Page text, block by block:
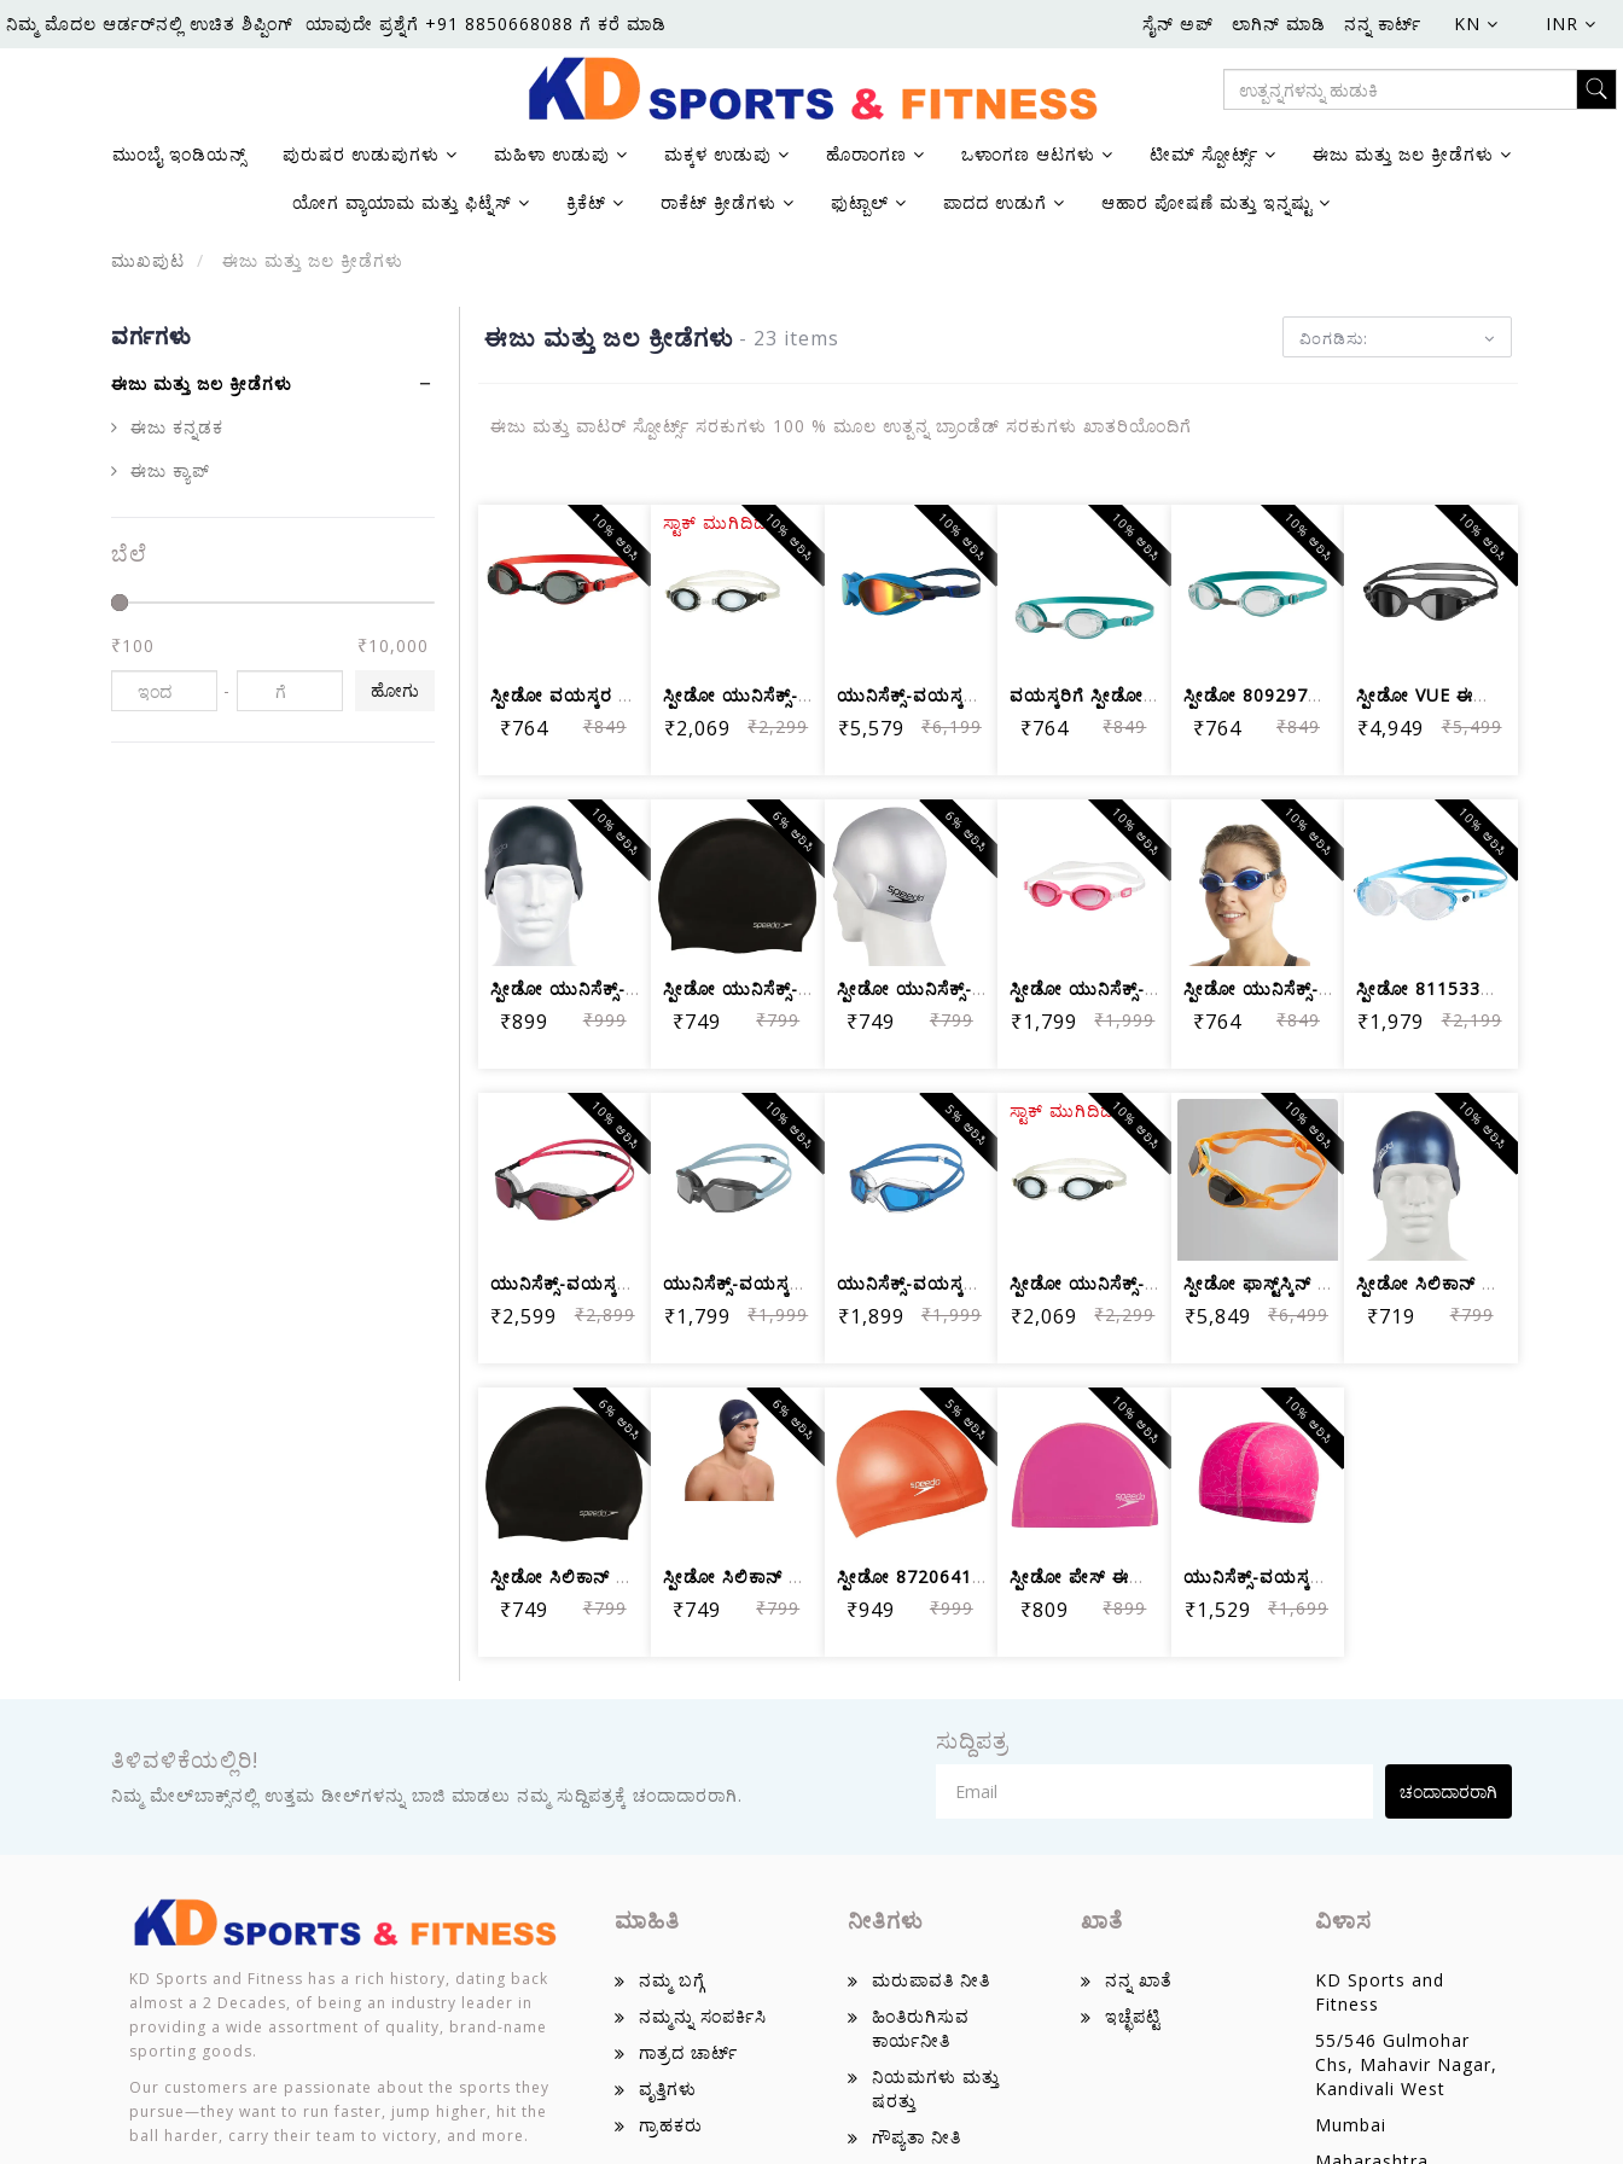
ನಿಮ್ಮ ಮೊದಲ ಆರ್ಡರ್‌ನಲ್ಲಿ ಉಚಿತ ಶಿಪ್ಪಿಂಗ್ ಯಾವುದೇ ಪ್ರಶ್ನೆಗೆ +91 8850668088 ಗೆ ಕರೆ ಮಾಡಿ ಸೈನ್ ಅಪ್ ಲಾಗಿನ್ ಮಾಡಿ ನನ್ನ ಕಾರ್ಟ್ KN INR
ಮುಂಬೈ ಇಂಡಿಯನ್ಸ್ ಪುರುಷರ ಉಡುಪುಗಳು ಮಹಿಳಾ ಉಡುಪು ಮಕ್ಕಳ ಉಡುಪು ಹೊರಾಂಗಣ ಒಳಾಂಗಣ ಆಟಗಳು ಟೀಮ್ ಸ್ಪೋರ್ಟ್ಸ್ ಈಜು ಮತ್ತು ಜಲ ಕ್ರೀಡೆಗಳು
ಯೋಗ ವ್ಯಾಯಾಮ ಮತ್ತು ಫಿಟ್ನೆಸ್ ಕ್ರಿಕೆಟ್ ರಾಕೆಟ್ ಕ್ರೀಡೆಗಳು ಫುಟ್ಬಾಲ್ ಪಾದದ ಉಡುಗೆ ಆಹಾರ ಪೋಷಣೆ ಮತ್ತು ಇನ್ನಷ್ಟು
ಮುಖಪುಟ ಈಜು ಮತ್ತು ಜಲ ಕ್ರೀಡೆಗಳು
ವರ್ಗಗಳು
ಈಜು ಮತ್ತು ಜಲ ಕ್ರೀಡೆಗಳು
ಈಜು ಕನ್ನಡಕ
ಈಜು ಕ್ಯಾಪ್
ಬೆಲೆ
₹100
₹10,000
-
ಹೋಗು
ಈಜು ಮತ್ತು ಜಲ ಕ್ರೀಡೆಗಳು - 23 items ವಿಂಗಡಿಸು:
ಈಜು ಮತ್ತು ವಾಟರ್ ಸ್ಪೋರ್ಟ್ಸ್ ಸರಕುಗಳು 100 % ಮೂಲ ಉತ್ಪನ್ನ ಬ್ರಾಂಡೆಡ್ ಸರಕುಗಳು ಖಾತರಿಯೊಂದಿಗೆ
ಸ್ಪೀಡೋ ವಯಸ್ಕರ ಜೆಟ್ V2 ಕನ್ನಡಕಗಳು, ಕೆಂಪು/ಹೊಗೆ
₹764 ₹849
10% ಆರಿಸಿ
ಸ್ಪೀಡೋ ಯುನಿಸೆಕ್ಸ್-ಅಡಲ್ಟ್ ಮ್ಯಾರಿನರ್ ಆಪ...
₹2,069 ₹2,299
ಸ್ಟಾಕ್ ಮುಗಿದಿದೆ10% ಆರಿಸಿ
ಯುನಿಸೆಕ್ಸ್-ವಯಸ್ಕರಿಗೆ ಸ್ಪೀಡೋ ವ್ಯೂ ಮಿರರ...
₹5,579 ₹6,199
10% ಆರಿಸಿ
ವಯಸ್ಕರಿಗೆ ಸ್ಪೀಡೋ ಜೆಟ್ ಯುನಿಸೆಕ್ಸ್ ಈಜು ...
₹764 ₹849
10% ಆರಿಸಿ
ಸ್ಪೀಡೋ 809297C101 ಬ್ಲೆಂಡ್ ಜೆಟ್ ಗಾಗಲ್ಸ...
₹764 ₹849
10% ಆರಿಸಿ
ಸ್ಪೀಡೋ VUE ಈಜು ವಯಸ್ಕರ ಕನ್ನಡಕಗಳು
₹4,949 ₹5,499
10% ಆರಿಸಿ
ಸ್ಪೀಡೋ ಯುನಿಸೆಕ್ಸ್-ಅಡಲ್ಟ್ ಪ್ಲೇನ್ ಮೋಲ್ಡ...
₹899 ₹999
10% ಆರಿಸಿ
ಸ್ಪೀಡೋ ಯುನಿಸೆಕ್ಸ್-ವಯಸ್ಕ ಸಿಲಿಕೋನ್ ಫ್ಲಾ...
₹749 ₹799
6% ಆರಿಸಿ
ಸ್ಪೀಡೋ ಯುನಿಸೆಕ್ಸ್-ಅಡಲ್ಟ್ ಪ್ಲೇನ್ ಫ್ಲಾಟ...
₹749 ₹799
6% ಆರಿಸಿ
ಸ್ಪೀಡೋ ಯುನಿಸೆಕ್ಸ್-ಅಡಲ್ಟ್ ಅಕ್ವಾಪುರ್ ಗಾಗಲ್ಸ್
₹1,799 ₹1,999
10% ಆರಿಸಿ
ಸ್ಪೀಡೋ ಯುನಿಸೆಕ್ಸ್-ವಯಸ್ಕ ಜೆಟ್ ಗಾಗಲ್ಸ್
₹764 ₹849
10% ಆರಿಸಿ
ಸ್ಪೀಡೋ 811533B979 ಬ್ಲೆಂಡ್ ಫ್ಯೂಚುರಾ ಬಯ...
₹1,979 ₹2,199
10% ಆರಿಸಿ
ಯುನಿಸೆಕ್ಸ್-ವಯಸ್ಕರಿಗೆ ಸ್ಪೀಡೋ ಅಕ್ವಾಪಲ್ಸ...
₹2,599 ₹2,899
10% ಆರಿಸಿ
ಯುನಿಸೆಕ್ಸ್-ವಯಸ್ಕರಿಗೆ ಸ್ಪೀಡೋ ಹೈಡ್ರೋಪಲ್...
₹1,799 ₹1,999
10% ಆರಿಸಿ
ಯುನಿಸೆಕ್ಸ್-ವಯಸ್ಕರಿಗೆ ಸ್ಪೀಡೋ ಹೈಡ್ರೊಪಲ್...
₹1,899 ₹1,999
5% ಆರಿಸಿ
ಸ್ಪೀಡೋ ಯುನಿಸೆಕ್ಸ್-ಅಡಲ್ಟ್ ಮ್ಯಾರಿನರ್ ಆಪ...
₹2,069 ₹2,299
ಸ್ಟಾಕ್ ಮುಗಿದಿದೆ10% ಆರಿಸಿ
ಸ್ಪೀಡೋ ಫಾಸ್ಟ್‌ಸ್ಕಿನ್ ಪ್ರಧಾನ ಕನ್ನಡಕಗಳು...
₹5,849 ₹6,499
10% ಆರಿಸಿ
ಸ್ಪೀಡೋ ಸಿಲಿಕಾನ್ ಮೋಲ್ಡ್ ಸ್ವಿಮ್‌ಕ್ಯಾಪ್ ...
₹719 ₹799
10% ಆರಿಸಿ
ಸ್ಪೀಡೋ ಸಿಲಿಕಾನ್ ಫ್ಲಾಟ್ ಸ್ವಿಮ್‌ಕ್ಯಾಪ್ ...
₹749 ₹799
6% ಆರಿಸಿ
ಸ್ಪೀಡೋ ಸಿಲಿಕಾನ್ ಫ್ಲಾಟ್ ಸ್ವಿಮ್‌ಕ್ಯಾಪ್ ...
₹749 ₹799
6% ಆರಿಸಿ
ಸ್ಪೀಡೋ 8720641288 ನೈಲಾನ್ ಪೇಸ್ ಕ್ಯಾಪ್,...
₹949 ₹999
5% ಆರಿಸಿ
ಸ್ಪೀಡೋ ಪೇಸ್ ಈಜು ಕ್ಯಾಪ್, ಉಚಿತ ಗಾತ್ರ (ಗುಲಾಬಿ)
₹809 ₹899
10% ಆರಿಸಿ
ಯುನಿಸೆಕ್ಸ್-ವಯಸ್ಕರಿಗೆ ಸ್ಪೀಡೋ ಬೂಮ್‌ಸ್ಟಾ...
₹1,529 ₹1,699
10% ಆರಿಸಿ
ತಿಳಿವಳಿಕೆಯಲ್ಲಿರಿ!
ನಿಮ್ಮ ಮೇಲ್‌ಬಾಕ್ಸ್‌ನಲ್ಲಿ ಉತ್ತಮ ಡೀಲ್‌ಗಳನ್ನು ಬಾಜಿ ಮಾಡಲು ನಮ್ಮ ಸುದ್ದಿಪತ್ರಕ್ಕೆ ಚಂದಾದಾರರಾಗಿ.
ಸುದ್ದಿಪತ್ರ
ಚಂದಾದಾರರಾಗಿ
KD Sports and Fitness has a rich history, dating back
almost a 2 Decades, of being an industry leader in
providing a wide assortment of quality, brand-name
sporting goods.
Our customers are passionate about the sports they
pursue—they want to run faster, jump higher, hit the
ball harder, carry their team to victory, and more.
ಮಾಹಿತಿ
ನಮ್ಮ ಬಗ್ಗೆ
ನಮ್ಮನ್ನು ಸಂಪರ್ಕಿಸಿ
ಗಾತ್ರದ ಚಾರ್ಟ್
ವೃತ್ತಿಗಳು
ಗ್ರಾಹಕರು
ನೀತಿಗಳು
ಮರುಪಾವತಿ ನೀತಿ
ಹಿಂತಿರುಗಿಸುವ
ಕಾರ್ಯನೀತಿ
ನಿಯಮಗಳು ಮತ್ತು
ಷರತ್ತು
ಗೌಪ್ಯತಾ ನೀತಿ
ಖಾತೆ
ನನ್ನ ಖಾತೆ
ಇಚ್ಛೆಪಟ್ಟಿ
ವಿಳಾಸ
KD Sports and
Fitness
55/546 Gulmohar
Chs, Mahavir Nagar,
Kandivali West
Mumbai